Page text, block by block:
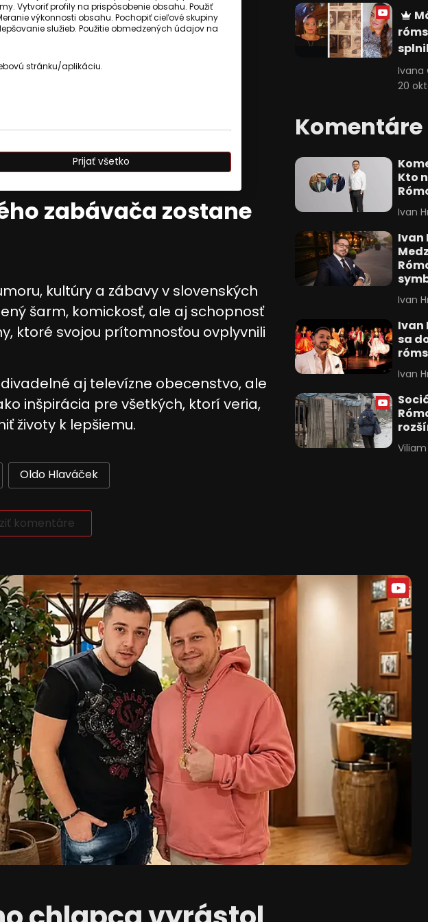
zabávača zostane
kultúry a zábavy v slovenských
šarm, komickosť, ale aj schopnosť
ktoré svojou prítomnosťou ovplyvnili
aj televízne obecenstvo, ale
inšpirácia pre všetkých, ktorí veria,
životy k lepšiemu.
Oldo Hlaváček
komentáre
Ivana
20
Komentáre
Kto
Ivan
Ivan
Ivan
Ivan
sa
Ivan
Vytvoriť profily na prispôsobenie obsahu. Použiť
výkonnosti obsahu. Pochopiť cieľové skupiny
služieb. Použitie obmedzených údajov na
stránku/aplikáciu.
údajov z rôznych
Prijať všetko